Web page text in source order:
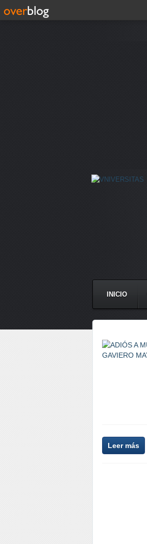
INICIO
Leer más